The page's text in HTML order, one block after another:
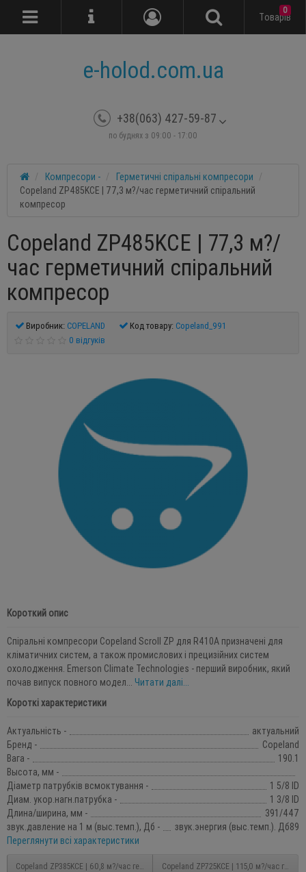
e-holod.com.ua
+38(063) 427-59-87
по буднях з 09:00 - 17:00
Tоварів
0
Компресори -
Герметичні спіральні компресори
Copeland ZP485KCE | 77,3 м?/час герметичний спіральний
компресор
Copeland ZP485KCE | 77,3 м?/
час герметичний спіральний
компресор
Виробник: COPELAND Код товару: Copeland_991
0 відгуків
Короткий опис
Спіральні компресори Copeland Scroll ZР для R410A призначені для
кліматичних систем, а також промислових і прецизійних систем
охолодження. Emerson Climate Technologies - перший виробник, який
почав випуск повного модел... Читати далі...
Короткі характеристики
Актуальність -
актуальний
Бренд -
Copeland
Вага -
190.1
Высота, мм -
Діаметр патрубків всмоктування -
1 5/8 ID
Диам. укор.нагн.патрубка -
1 3/8 ID
Длина/ширина, мм -
391/447
звук.давление на 1 м (выс.темп.), Дб -
звук.энергия (выс.темп.). Дб89
Переглянути всі характеристики
Copeland ZP385KCE | 60,8 м?/час герметичний спіральний компресор
Copeland ZP725KCE | 115,0 м?/час